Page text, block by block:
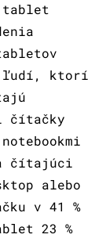
ľudí, ktorí
čítačky
čítajúci
alebo
v 41 %
23 %